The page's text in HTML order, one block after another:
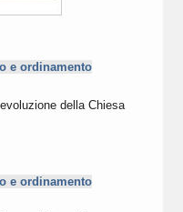
e ordinamento
della Chiesa
e ordinamento